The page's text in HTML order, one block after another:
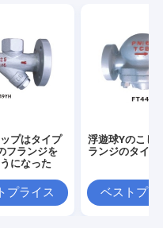
プはタイプ
フランジを
になった
プライス
浮遊球Yのこし
ランジのタイプ
ベストプラ